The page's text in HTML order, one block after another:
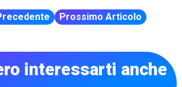
Prossimo Articolo
interessarti anche